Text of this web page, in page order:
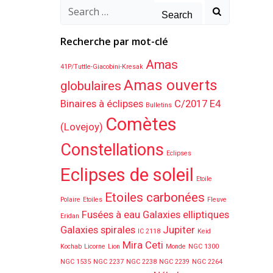
Search
Recherche par mot-clé
41P/Tuttle-Giacobini-Kresak Amas
globulaires Amas ouverts
Binaires à éclipses Bulletins C/2017 E4
(Lovejoy) Comètes
Constellations Eclipses
Eclipses de soleil Etoile
Polaire Etoiles Etoiles carbonées Fleuve
Eridan Fusées à eau Galaxies elliptiques
Galaxies spirales IC 2118 Jupiter Keid
Kochab Licorne Lion Mira Ceti Monde NGC 1300
NGC 1535 NGC 2237 NGC 2238 NGC 2239 NGC 2264